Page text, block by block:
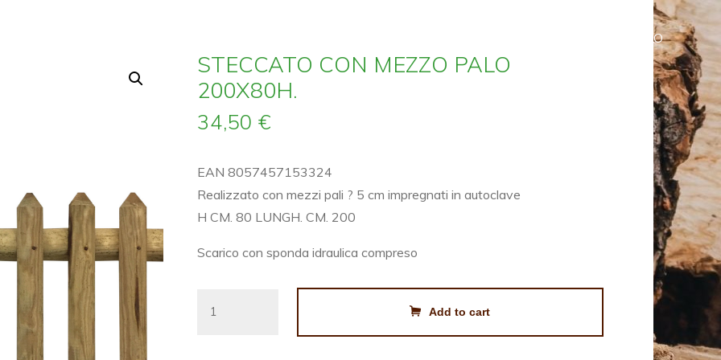
CARRELLO
STECCATO CON MEZZO PALO
200X80H.
34,50 €
EAN 8057457153324
Realizzato con mezzi pali ? 5 cm impregnati in autoclave
H CM. 80 LUNGH. CM. 200
Scarico con sponda idraulica compreso
Add to cart